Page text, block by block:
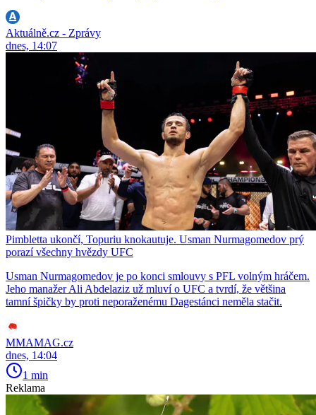
Aktuálně.cz - Zprávy
dnes, 14:07
Pimbletta ukončí, Topuriu knokautuje. Usman Nurmagomedov prý
porazí všechny hvězdy UFC
Usman Nurmagomedov je po konci smlouvy s PFL volným hráčem.
Jeho manažer Ali Abdelaziz už mluví o UFC a tvrdí, že většina
tamní špičky by proti neporaženému Dagestánci neměla stačit.
MMAMAG.cz
dnes, 14:04
1 min
Reklama